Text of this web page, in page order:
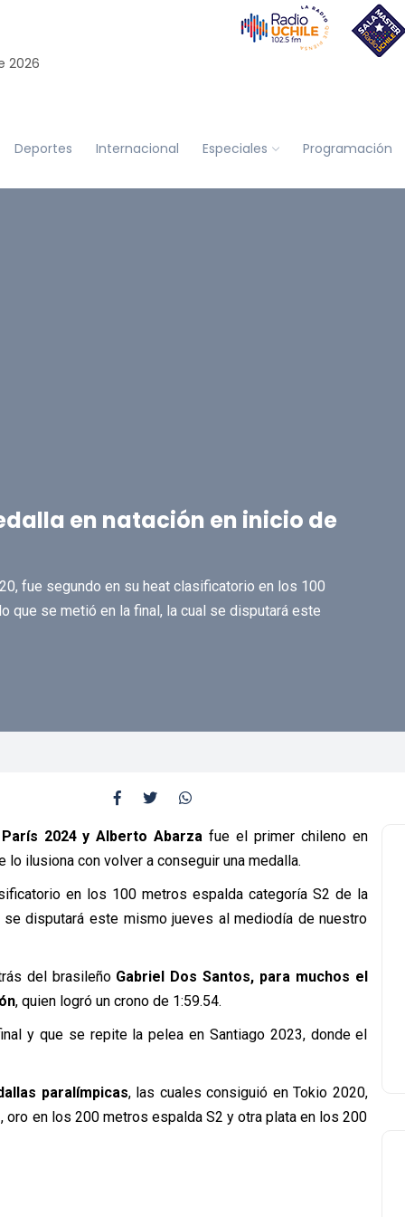
2026
Deportes Internacional Especiales Programación
en natación en inicio de
fue segundo en su heat clasificatorio en los 100
que se metió en la final, la cual se disputará este
2024 y Alberto Abarza fue el primer chileno en
lo ilusiona con volver a conseguir una medalla.
en los 100 metros espalda categoría S2 de la
disputará este mismo jueves al mediodía de nuestro
del brasileño Gabriel Dos Santos, para muchos el
, quien logró un crono de 1:59.54.
y que se repite la pelea en Santiago 2023, donde el
paralímpicas, las cuales consiguió en Tokio 2020,
en los 200 metros espalda S2 y otra plata en los 200